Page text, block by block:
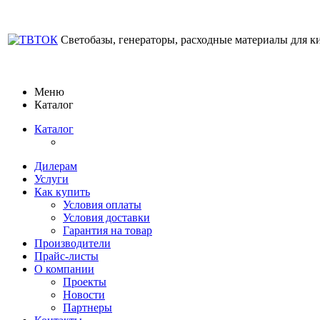
Светобазы, генераторы, расходные материалы для
Меню
Каталог
Каталог
Дилерам
Услуги
Как купить
Условия оплаты
Условия доставки
Гарантия на товар
Производители
Прайс-листы
О компании
Проекты
Новости
Партнеры